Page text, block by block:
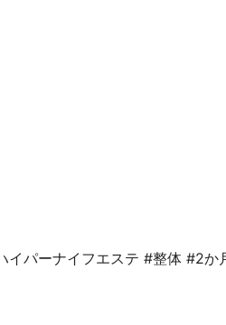
パーナイフエステ #整体 #2か